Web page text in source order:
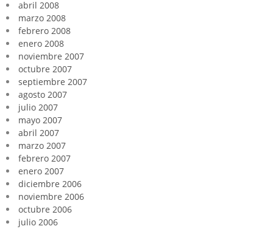
abril 2008
marzo 2008
febrero 2008
enero 2008
noviembre 2007
octubre 2007
septiembre 2007
agosto 2007
julio 2007
mayo 2007
abril 2007
marzo 2007
febrero 2007
enero 2007
diciembre 2006
noviembre 2006
octubre 2006
julio 2006